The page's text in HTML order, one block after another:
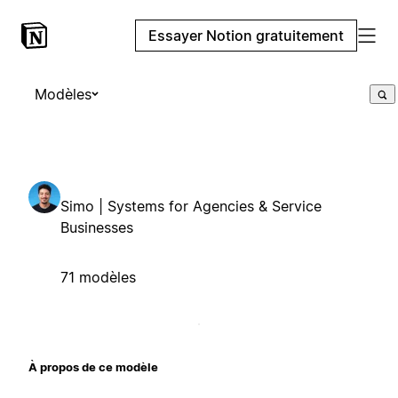
Essayer Notion gratuitement
Modèles
Simo | Systems for Agencies & Service
Businesses
71 modèles
À propos de ce modèle